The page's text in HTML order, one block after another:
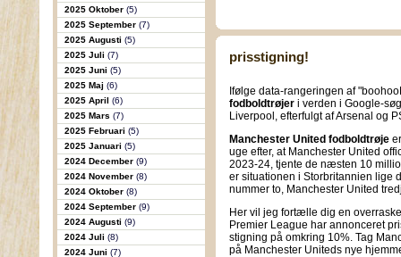
2025 Oktober (5)
2025 September (7)
2025 Augusti (5)
2025 Juli (7)
2025 Juni (5)
2025 Maj (6)
2025 April (6)
2025 Mars (7)
2025 Februari (5)
2025 Januari (5)
2024 December (9)
2024 November (8)
2024 Oktober (8)
2024 September (9)
2024 Augusti (9)
2024 Juli (8)
2024 Juni (7)
prisstigning!
Ifølge data-rangeringen af
fodboldtrøjer i verden i Google-
Liverpool, efterfulgt af Arsenal og
Manchester United fodboldtrøje
uge efter, at Manchester United
2023-24, tjente de næsten 10
er situationen i Storbritannien lige
nummer to, Manchester United
Her vil jeg fortælle dig en
Premier League har annonceret
stigning på omkring 10%. Tag
på Manchester Uniteds nye